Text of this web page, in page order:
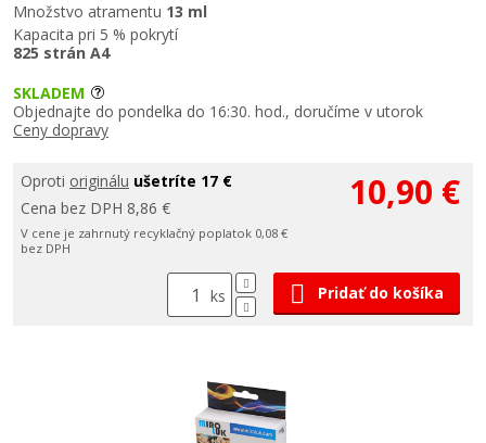
Množstvo atramentu 13 ml
Kapacita pri 5 % pokrytí
825 strán A4
SKLADEM
Objednajte do pondelka do 16:30. hod., doručíme v utorok
Ceny dopravy
Oproti originálu ušetríte 17 €
Cena bez DPH 8,86 €
V cene je zahrnutý recyklačný poplatok 0,08 €
bez DPH
10,90 €
ks Pridať do košíka